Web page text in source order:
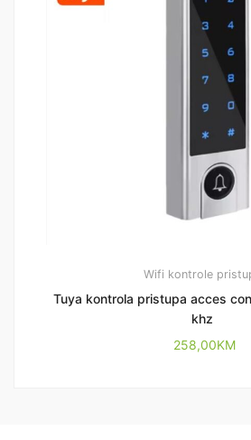
Wifi kontrole
Tuya kontrola pristupa acces
khz
258,00KM